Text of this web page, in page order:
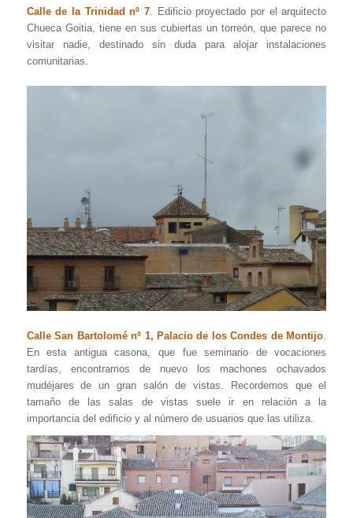
Calle de la Trinidad nº 7 . Edificio proyectado por el arquitecto
Chueca Goitia, tiene en sus cubiertas un torreón, que parece no
visitar nadie, destinado sin duda para alojar instalaciones
comunitarias.
Calle San Bartolomé nº 1, Palacio de los Condes de Montijo
En esta antigua casona, que fue seminario de vocaciones
tardías, encontramos de nuevo los machones ochavados
mudéjares de un gran salón de vistas. Recordemos que el
tamaño de las salas de vistas suele ir en relación a la
importancia del edificio y al número de usuarios que las utiliza.